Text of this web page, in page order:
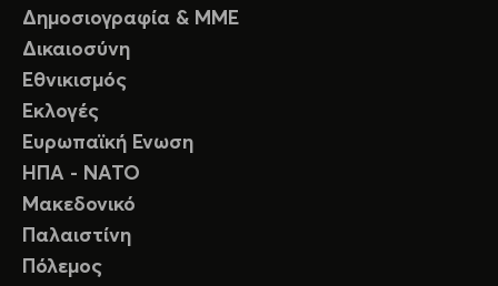
Δημοσιογραφία & ΜΜΕ
Δικαιοσύνη
Εθνικισμός
Εκλογές
Ευρωπαϊκή Ενωση
ΗΠΑ - ΝΑΤΟ
Μακεδονικό
Παλαιστίνη
Πόλεμος